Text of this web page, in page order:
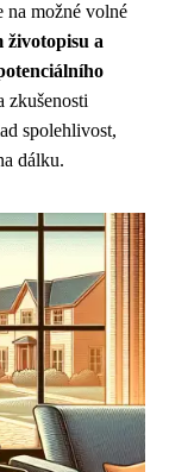
na možné volné
životopisu a
zkušenosti
spolehlivost,
dálku.